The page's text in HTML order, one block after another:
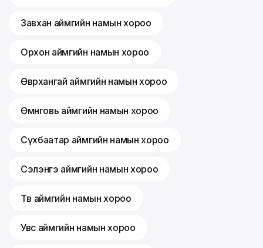
Завхан аймгийн намын хороо
Орхон аймгийн намын хороо
Өвөрхангай аймгийн намын хороо
Өмнөговь аймгийн намын хороо
Сүхбаатар аймгийн намын хороо
Сэлэнгэ аймгийн намын хороо
Төв аймгийн намын хороо
Увс аймгийн намын хороо